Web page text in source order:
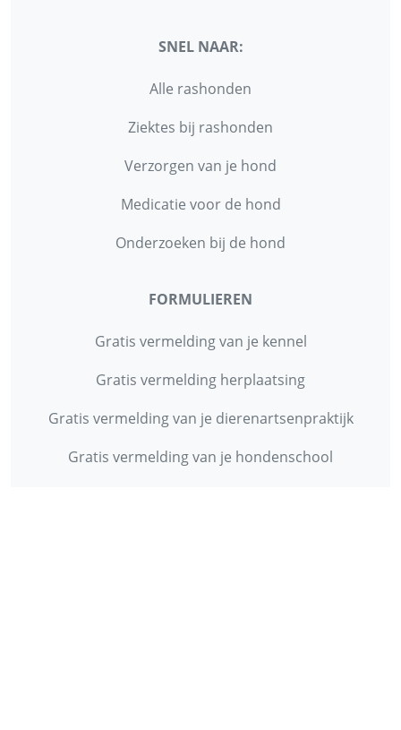
SNEL NAAR:
Alle rashonden
Ziektes bij rashonden
Verzorgen van je hond
Medicatie voor de hond
Onderzoeken bij de hond
FORMULIEREN
Gratis vermelding van je kennel
Gratis vermelding herplaatsing
Gratis vermelding van je dierenartsenpraktijk
Gratis vermelding van je hondenschool